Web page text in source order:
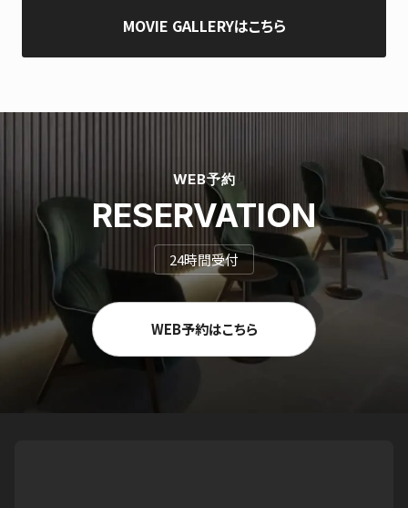
MOVIE GALLERYはこちら
WEB予約
RESERVATION
24時間受付
WEB予約はこちら